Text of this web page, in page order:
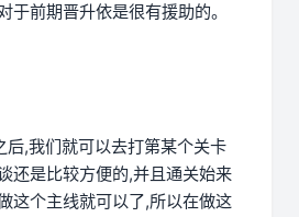
于前期晋升依是很有援助的。
,我们就可以去打第某个关卡
还是比较方便的,并且通关始来
这个主线就可以了,所以在做这